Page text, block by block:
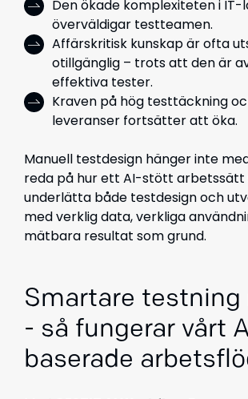
Den ökade komplexiteten i IT-
överväldigar testteamen.
Affärskritisk kunskap är ofta
otillgänglig – trots att den är
effektiva tester.
Kraven på hög testtäckning
leveranser fortsätter att öka.
Manuell testdesign hänger inte
reda på hur ett AI-stött arbetssätt
underlätta både testdesign och
med verklig data, verkliga
mätbara resultat som grund.
Smartare testning
- så fungerar vårt
baserade